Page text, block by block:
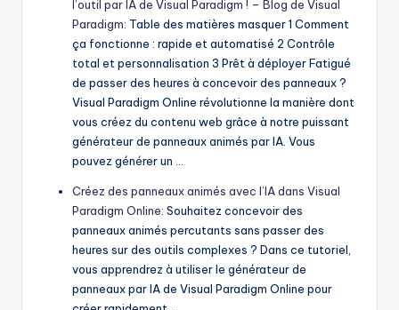
l’outil par IA de Visual Paradigm ! – Blog de Visual
Paradigm: Table des matières masquer 1 Comment
ça fonctionne : rapide et automatisé 2 Contrôle
total et personnalisation 3 Prêt à déployer Fatigué
de passer des heures à concevoir des panneaux ?
Visual Paradigm Online révolutionne la manière dont
vous créez du contenu web grâce à notre puissant
générateur de panneaux animés par IA. Vous
pouvez générer un …
Créez des panneaux animés avec l’IA dans Visual
Paradigm Online: Souhaitez concevoir des
panneaux animés percutants sans passer des
heures sur des outils complexes ? Dans ce tutoriel,
vous apprendrez à utiliser le générateur de
panneaux par IA de Visual Paradigm Online pour